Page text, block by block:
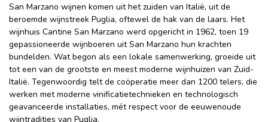
San Marzano wijnen komen uit het zuiden van Italië, uit de
beroemde wijnstreek Puglia, oftewel de hak van de laars. Het
wijnhuis Cantine San Marzano werd opgericht in 1962, toen 19
gepassioneerde wijnboeren uit San Marzano hun krachten
bundelden. Wat begon als een lokale samenwerking, groeide uit
tot een van de grootste en meest moderne wijnhuizen van Zuid-
Italië. Tegenwoordig telt de coöperatie meer dan 1200 telers, die
werken met moderne vinificatietechnieken en technologisch
geavanceerde installaties, mét respect voor de eeuwenoude
wijntradities van Puglia.